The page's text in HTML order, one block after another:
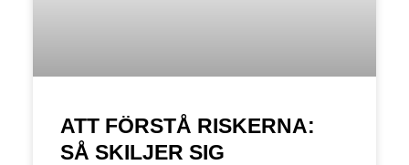
ATT FÖRSTÅ RISKERNA:
SÅ SKILJER SIG